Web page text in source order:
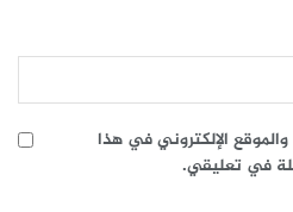
الإلكتروني في هذا
في تعليقي.